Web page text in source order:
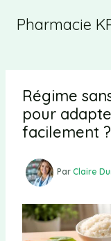
Pharmacie
Régime
pour
facilement ?
Par Claire